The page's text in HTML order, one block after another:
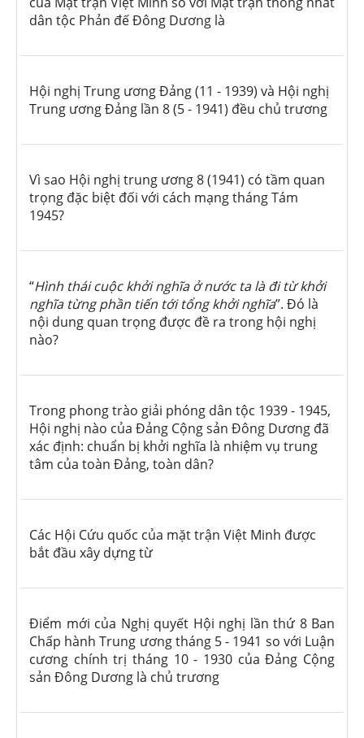
dân tộc Phản đế Đông Dương là
Hội nghị Trung ương Đảng (11 - 1939) và Hội nghị
Trung ương Đảng lần 8 (5 - 1941) đều chủ trương
Vì sao Hội nghị trung ương 8 (1941) có tầm quan
trọng đặc biệt đối với cách mạng tháng Tám
1945?
“Hình thái cuộc khởi nghĩa ở nước ta là đi từ khởi
nghĩa từng phần tiến tới tổng khởi nghĩa”. Đó là
nội dung quan trọng được đề ra trong hội nghị
nào?
Trong phong trào giải phóng dân tộc 1939 - 1945,
Hội nghị nào của Đảng Cộng sản Đông Dương đã
xác định: chuẩn bị khởi nghĩa là nhiệm vụ trung
tâm của toàn Đảng, toàn dân?
Các Hội Cứu quốc của mặt trận Việt Minh được
bắt đầu xây dựng từ
Điểm mới của Nghị quyết Hội nghị lần thứ 8 Ban
Chấp hành Trung ương tháng 5 - 1941 so với Luận
cương chính trị tháng 10 - 1930 của Đảng Cộng
sản Đông Dương là chủ trương